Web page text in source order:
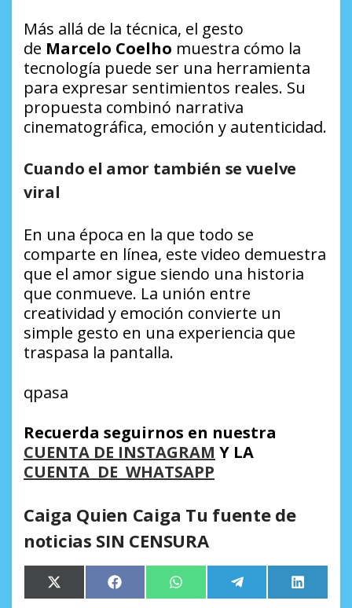
Más allá de la técnica, el gesto
de Marcelo Coelho muestra cómo la
tecnología puede ser una herramienta
para expresar sentimientos reales. Su
propuesta combinó narrativa
cinematográfica, emoción y autenticidad.
Cuando el amor también se vuelve
viral
En una época en la que todo se
comparte en línea, este video demuestra
que el amor sigue siendo una historia
que conmueve. La unión entre
creatividad y emoción convierte un
simple gesto en una experiencia que
traspasa la pantalla.
qpasa
Recuerda seguirnos en nuestra
CUENTA DE INSTAGRAM Y LA
CUENTA DE WHATSAPP
Caiga Quien Caiga Tu fuente de
noticias SIN CENSURA
Compartir
en
X
(Twitter)
Compartir
en
Facebook Compartir
en
WhatsApp Compartir
en
Telegram
en
LinkedIn